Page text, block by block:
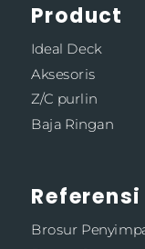
Product
Ideal Deck
Aksesoris
Z/C purlin
Baja Ringan
Referensi
Brosur